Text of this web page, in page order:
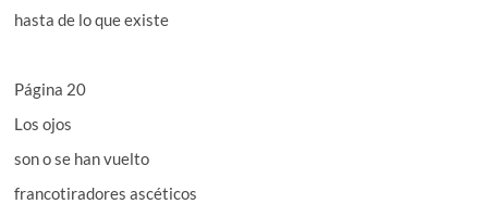
hasta de lo que existe
Página 20
Los ojos
son o se han vuelto
francotiradores ascéticos